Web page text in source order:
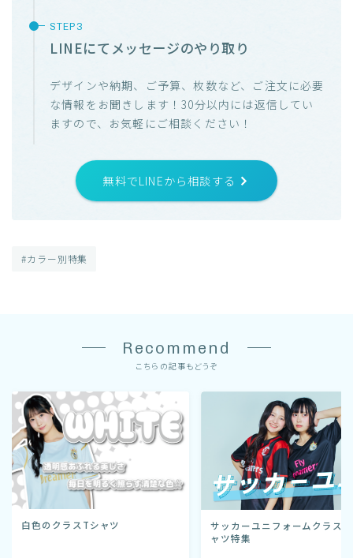
LINEにてメッセージのやり取り
デザインや納期、ご予算、枚数など、ご注文に必要
な情報をお聞きします！30分以内には返信してい
ますので、お気軽にご相談ください！
無料でLINEから相談する
#カラー別特集
Recommend
こちらの記事もどうぞ
白色のクラスTシャツ
サッカーユニフォームクラスT
ャツ特集